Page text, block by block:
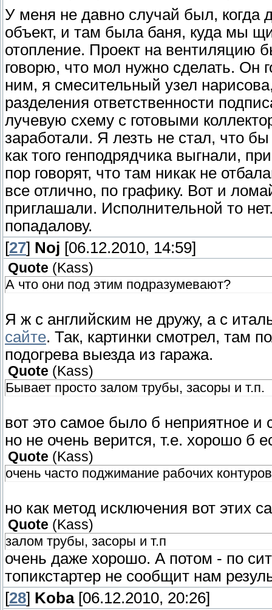
У меня не давно случай был, когда
объект, и там была баня, куда мы
отопление. Проект на вентиляцию
говорю, что мол нужно сделать. Он
ним, я смесительный узел
разделения ответственности
лучевую схему с готовыми
заработали. Я лезть не стал, что
как того генподрядчика выгнали,
пор говорят, что там никак не
все отлично, по графику. Вот и
приглашали. Исполнительной то
попадалову.
[27] Noj [06.12.2010, 14:59]
Quote ( Kass)
А что они под этим подразумевают?
Я ж с английским не дружу, а с
сайте. Так, картинки смотрел, там
подогрева выезда из гаража.
Quote ( Kass)
Бывает просто залом трубы, засоры и т.п.
вот это самое было б неприятное и
но не очень верится, т.е. хорошо б
Quote ( Kass)
очень часто поджимание рабочих
но как метод исключения вот этих
Quote ( Kass)
залом трубы, засоры и т.п
очень даже хорошо. А потом - по
топикстартер не сообщит нам
[28] Koba[06.12.2010, 20:26]